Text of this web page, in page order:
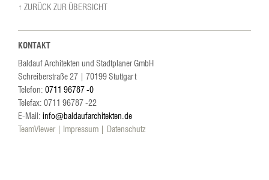
↑ ZURÜCK ZUR ÜBERSICHT
KONTAKT
Baldauf Architekten und Stadtplaner GmbH
Schreiberstraße 27| 70199Stuttgart
Telefon: 0711 96787 -0
Telefax: 0711 96787 -22
E-Mail: info@baldaufarchitekten.de
TeamViewer
Impressum Datenschutz